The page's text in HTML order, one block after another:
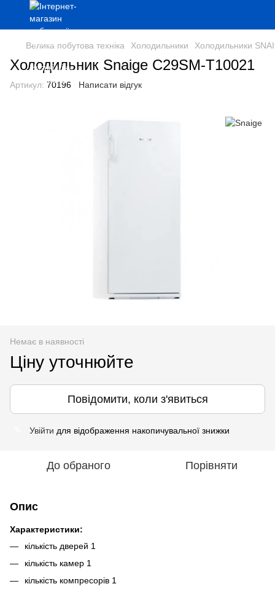
Велика побутова техніка Холодильники Холодильники
Холодильник Snaige C29SM-T10021
Артикул: 70196 Написати відгук
Немає в наявності
Ціну уточнюйте
Повідомити, коли з'явиться
Увійти для відображення накопичувальної знижки
До обраного Порівняти
Опис
Характеристики:
кількість дверей 1
кількість камер 1
кількість компресорів 1